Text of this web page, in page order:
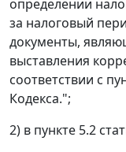
определении
за налоговый
документы,
выставления
соответствии с
Кодекса.";
2) в пункте 5.2